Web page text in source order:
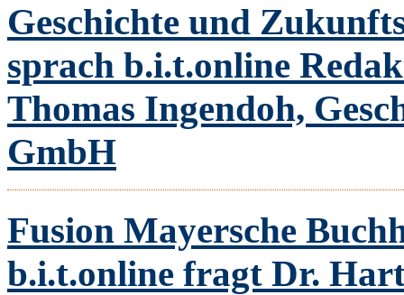
Geschichte und
sprach b.i.t.online
Thomas Ingendoh,
GmbH
Fusion Mayersche
b.i.t.online fragt Dr.